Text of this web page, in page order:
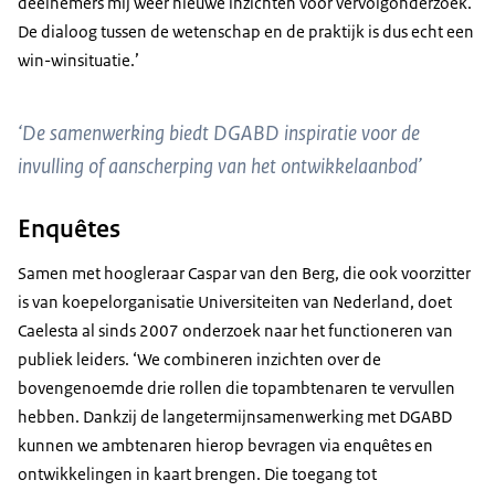
De dialoog tussen de wetenschap en de praktijk is dus echt een
win-winsituatie.’
‘De samenwerking biedt DGABD inspiratie voor de
invulling of aanscherping van het ontwikkelaanbod’
Enquêtes
Samen met hoogleraar Caspar van den Berg, die ook voorzitter
is van koepelorganisatie Universiteiten van Nederland, doet
Caelesta al sinds 2007 onderzoek naar het functioneren van
publiek leiders. ‘We combineren inzichten over de
bovengenoemde drie rollen die topambtenaren te vervullen
hebben. Dankzij de langetermijnsamenwerking met DGABD
kunnen we ambtenaren hierop bevragen via enquêtes en
ontwikkelingen in kaart brengen. Die toegang tot